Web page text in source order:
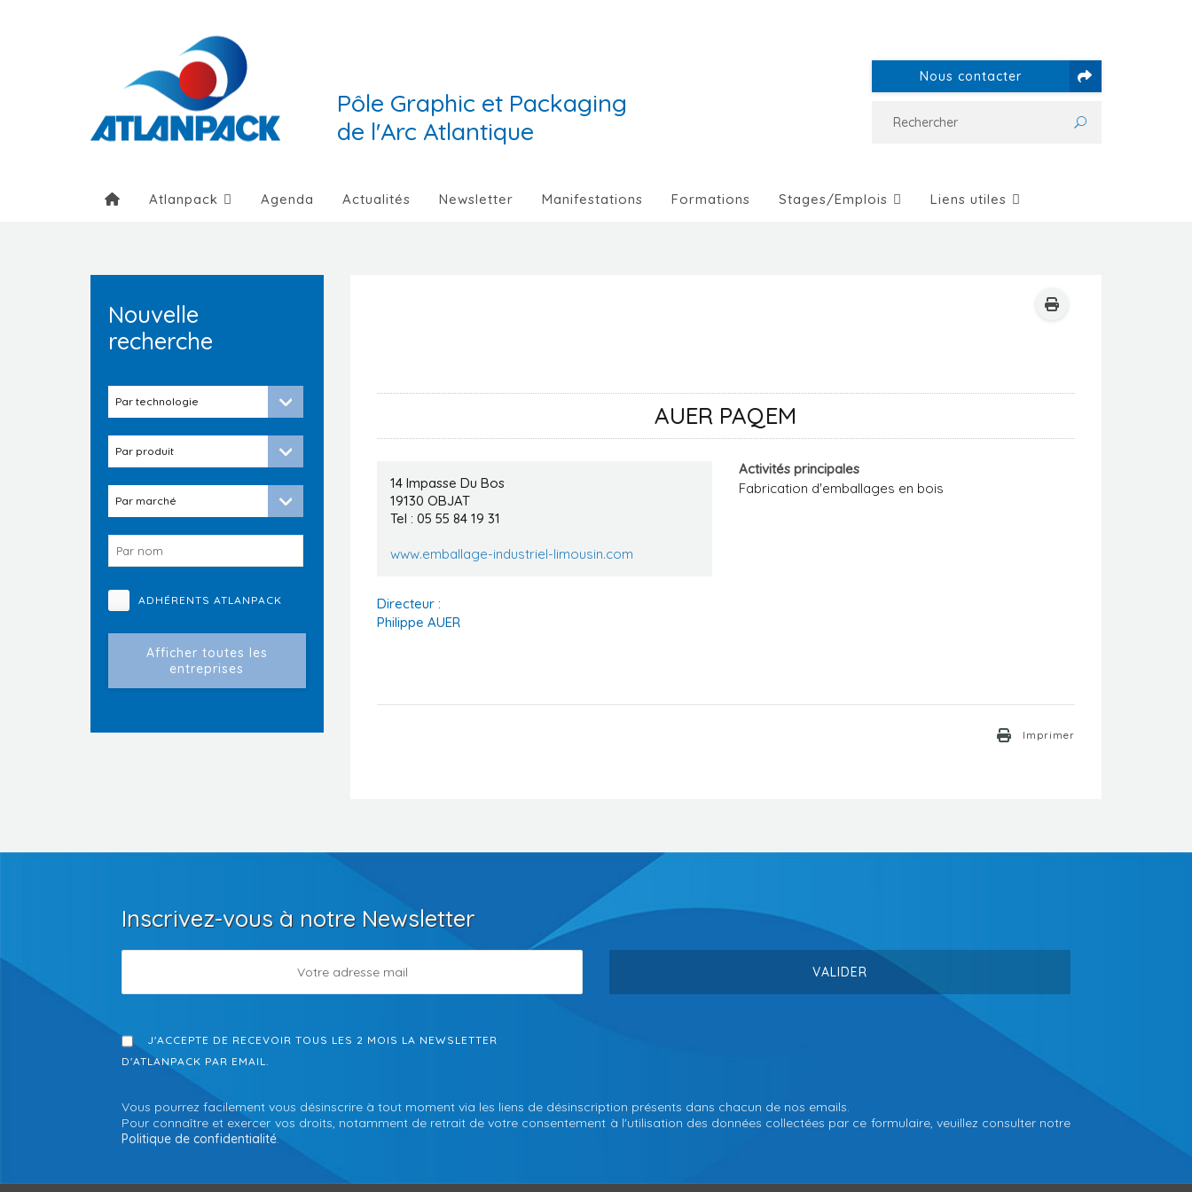
Pôle Graphic et Packaging
de l'Arc Atlantique
Nous contacter
Atlanpack Agenda Actualités Newsletter Manifestations Formations Stages/Emplois Liens utiles
AUER PAQEM
14 Impasse Du Bos
19130 OBJAT
Tel : 05 55 84 19 31
www.emballage-industriel-limousin.com
Directeur :
Philippe AUER
Activités principales
Fabrication d'emballages en bois
Imprimer
Nouvelle
recherche
ADHÉRENTS ATLANPACK
Inscrivez-vous à notre Newsletter
J'ACCEPTE DE RECEVOIR TOUS LES 2 MOIS LA NEWSLETTER
D'ATLANPACK PAR EMAIL.
Vous pourrez facilement vous désinscrire à tout moment via les liens de désinscription présents dans chacun de nos emails.
Pour connaître et exercer vos droits, notamment de retrait de votre consentement à l'utilisation des données collectées par ce formulaire, veuillez consulter notre
Politique de confidentialité.